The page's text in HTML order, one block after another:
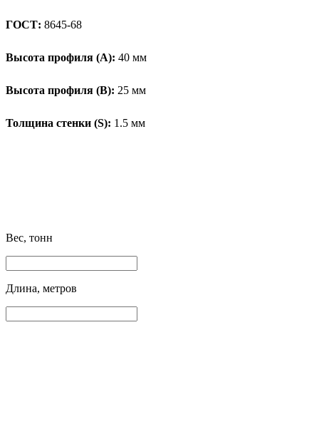
ГОСТ: 8645-68
Высота профиля (А): 40 мм
Высота профиля (B): 25 мм
Толщина стенки (S): 1.5 мм
Вес, тонн
Длина, метров